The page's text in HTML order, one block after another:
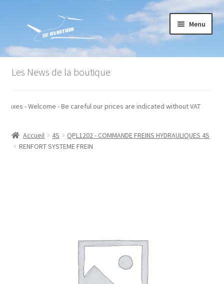
la
navigation
contenu
Menu
Accueil
Conditions générales de vente
Mon compte
Les News de la boutique
taxes - Welcome - Be careful our prices are indicated without VAT
Accueil 4S
QPL1202 - COMMANDE FREINS HYDRAULIQUES 4S
RENFORT SYSTEME FREIN